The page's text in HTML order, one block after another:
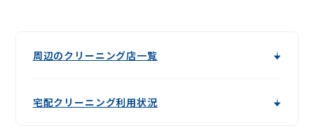
周辺のクリーニング店一覧
宅配クリーニング利用状況